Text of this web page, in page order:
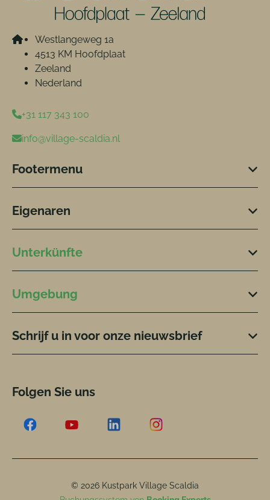
Westlangeweg 1a
4513 KM Hoofdplaat
Zeeland
Nederland
+31 117 343 100
info@village-scaldia.nl
Footermenu
Eigenaren
Unterkünfte
Umgebung
Schrijf u in voor onze nieuwsbrief
Folgen Sie uns
© 2026 Kustpark Village Scaldia